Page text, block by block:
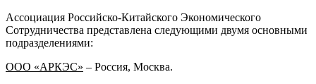
Ассоциация Российско-Китайского Экономического
Сотрудничества представлена следующими двумя основными
подразделениями:
ООО «АРКЭС» – Россия, Москва.